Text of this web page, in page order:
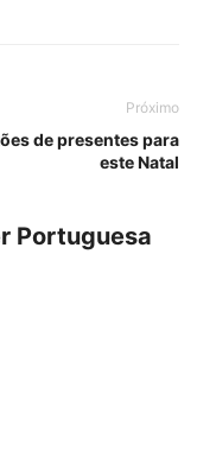
Próximo
de presentes para
este Natal
Portuguesa